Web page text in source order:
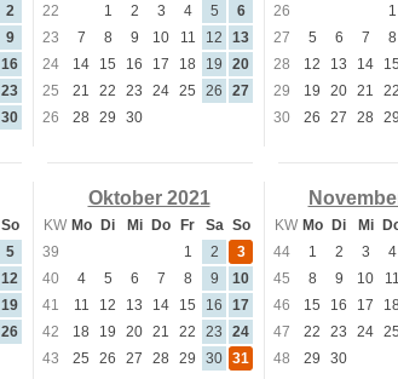
2
9
16
23
30
22
1 2 3 4 5
6
23
7 8 9 10 11 12
13
24
14 15 16 17 18 19
20
25
21 22 23 24 25 26
27
26
28 29 30
26
1
27
5 6 7 8
28
12 13 14 15
29
19 20 21 22
30
26 27 28 29
So
5
12
19
26
Oktober 2021
KW Mo Di Mi Do Fr Sa So
39
1 2
3
40
4 5 6 7 8 9
10
41
11 12 13 14 15 16
17
42
18 19 20 21 22 23
24
43
25 26 27 28 29 30 31
KW Mo Di Mi
44
1 2 3 4
45
8 9 10 11
46
15 16 17 18
47
22 23 24 25
48
29 30